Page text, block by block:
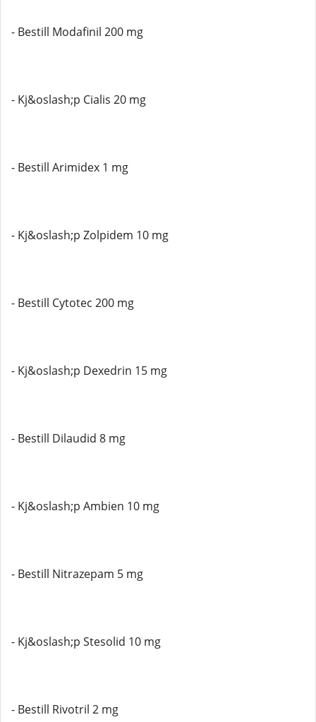
- Bestill Modafinil 200 mg
- Kj&oslash;p Cialis 20 mg
- Bestill Arimidex 1 mg
- Kj&oslash;p Zolpidem 10 mg
- Bestill Cytotec 200 mg
- Kj&oslash;p Dexedrin 15 mg
- Bestill Dilaudid 8 mg
- Kj&oslash;p Ambien 10 mg
- Bestill Nitrazepam 5 mg
- Kj&oslash;p Stesolid 10 mg
- Bestill Rivotril 2 mg